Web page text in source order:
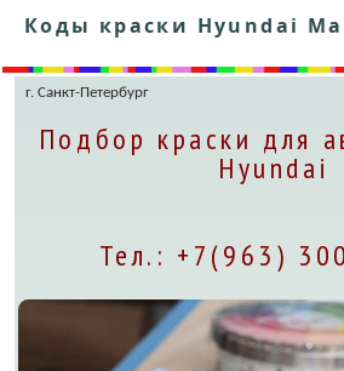
Коды краски Hyundai
г. Санкт-Петербург
Подбор краски для
Hyundai
Тел.: +7(963)